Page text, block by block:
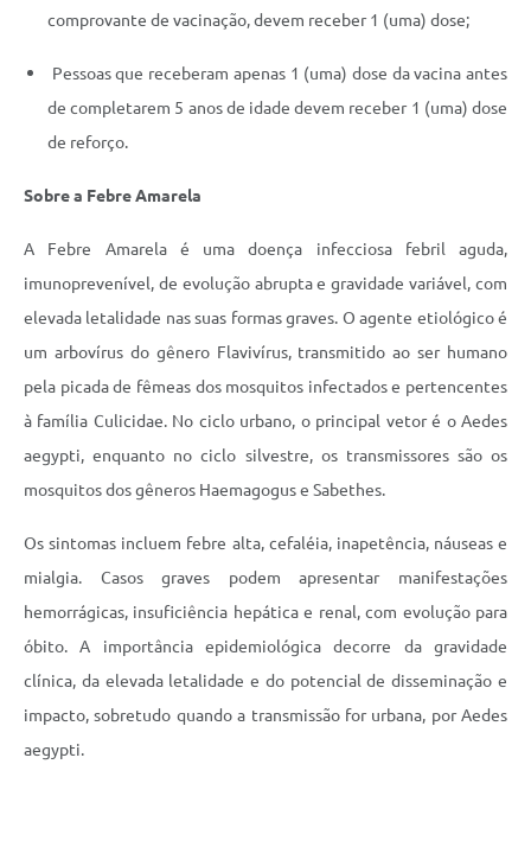
comprovante de vacinação, devem receber 1 (uma) dose;
Pessoas que receberam apenas 1 (uma) dose da vacina antes
de completarem 5 anos de idade devem receber 1 (uma) dose
de reforço.
Sobre a Febre Amarela
A Febre Amarela é uma doença infecciosa febril aguda,
imunoprevenível, de evolução abrupta e gravidade variável, com
elevada letalidade nas suas formas graves. O agente etiológico é
um arbovírus do gênero Flavivírus, transmitido ao ser humano
pela picada de fêmeas dos mosquitos infectados e pertencentes
à família Culicidae. No ciclo urbano, o principal vetor é o Aedes
aegypti, enquanto no ciclo silvestre, os transmissores são os
mosquitos dos gêneros Haemagogus e Sabethes.
Os sintomas incluem febre alta, cefaléia, inapetência, náuseas e
mialgia. Casos graves podem apresentar manifestações
hemorrágicas, insuficiência hepática e renal, com evolução para
óbito. A importância epidemiológica decorre da gravidade
clínica, da elevada letalidade e do potencial de disseminação e
impacto, sobretudo quando a transmissão for urbana, por Aedes
aegypti.